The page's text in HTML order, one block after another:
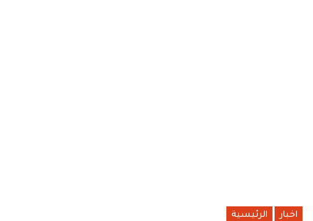
اخبار الرئيسية